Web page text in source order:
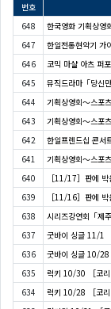
번호
648
한국영화 기획상
647
한일전통현악기 가
646
코믹 마샬 아츠 퍼
645
뮤직드라마「당신만
644
기획상영회～스포
643
기획상영회～스포
642
한일프렌드십 콘서
641
기획상영회～스포
640
［11/17］판에
639
［11/16］판에
638
시리즈강연회「제
637
굿바이 싱글 11/1
636
굿바이 싱글 10/
635
럭키 10/30 ［코
634
럭키 10/28 ［코